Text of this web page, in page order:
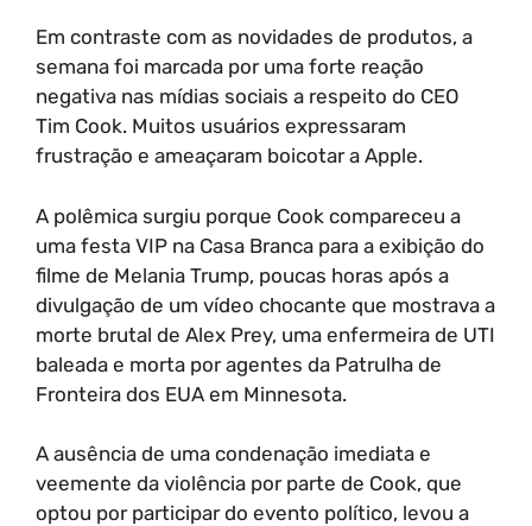
Em contraste com as novidades de produtos, a
semana foi marcada por uma forte reação
negativa nas mídias sociais a respeito do CEO
Tim Cook. Muitos usuários expressaram
frustração e ameaçaram boicotar a Apple.
A polêmica surgiu porque Cook compareceu a
uma festa VIP na Casa Branca para a exibição do
filme de Melania Trump, poucas horas após a
divulgação de um vídeo chocante que mostrava a
morte brutal de Alex Prey, uma enfermeira de UTI
baleada e morta por agentes da Patrulha de
Fronteira dos EUA em Minnesota.
A ausência de uma condenação imediata e
veemente da violência por parte de Cook, que
optou por participar do evento político, levou a